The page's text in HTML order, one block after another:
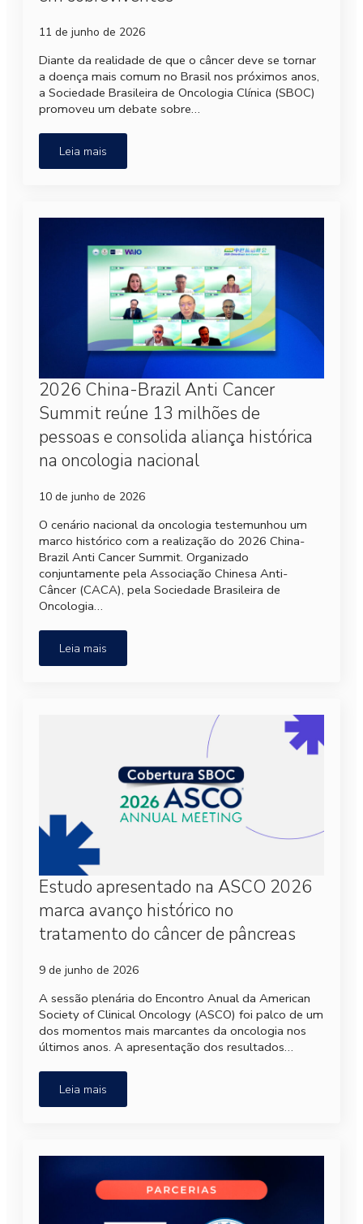
11 de junho de 2026
Diante da realidade de que o câncer deve se tornar
a doença mais comum no Brasil nos próximos anos,
a Sociedade Brasileira de Oncologia Clínica (SBOC)
promoveu um debate sobre…
Leia mais
2026 China-Brazil Anti Cancer
Summit reúne 13 milhões de
pessoas e consolida aliança histórica
na oncologia nacional
10 de junho de 2026
O cenário nacional da oncologia testemunhou um
marco histórico com a realização do 2026 China-
Brazil Anti Cancer Summit. Organizado
conjuntamente pela Associação Chinesa Anti-
Câncer (CACA), pela Sociedade Brasileira de
Oncologia…
Leia mais
Estudo apresentado na ASCO 2026
marca avanço histórico no
tratamento do câncer de pâncreas
9 de junho de 2026
A sessão plenária do Encontro Anual da American
Society of Clinical Oncology (ASCO) foi palco de um
dos momentos mais marcantes da oncologia nos
últimos anos. A apresentação dos resultados…
Leia mais